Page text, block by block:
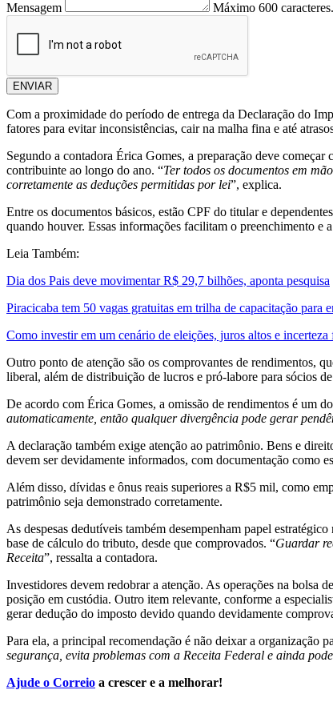
Mensagem Máximo 600 caracteres.
ENVIAR
Com a proximidade do período de entrega da Declaração do
fatores para evitar inconsistências, cair na malha fina e até
Segundo a contadora Érica Gomes, a preparação deve
contribuinte ao longo do ano. “Ter todos os documentos em
corretamente as deduções permitidas por lei”, explica.
Entre os documentos básicos, estão CPF do titular e
quando houver. Essas informações facilitam o preenchimento e
Leia Também:
Dia dos Pais deve movimentar R$ 29,7 bilhões, aponta pesquisa
Piracicaba tem 50 vagas gratuitas em trilha de capacitação para
Como investir em um cenário de eleições, juros altos e incerteza
Outro ponto de atenção são os comprovantes de rendimentos,
liberal, além de distribuição de lucros e pró-labore para sócios
De acordo com Érica Gomes, a omissão de rendimentos é um
automaticamente, então qualquer divergência pode gerar
A declaração também exige atenção ao patrimônio. Bens e
devem ser devidamente informados, com documentação como
Além disso, dívidas e ônus reais superiores a R$5 mil, como
patrimônio seja demonstrado corretamente.
As despesas dedutíveis também desempenham papel
base de cálculo do tributo, desde que comprovados. “Guardar
Receita”, ressalta a contadora.
Investidores devem redobrar a atenção. As operações na bolsa
posição em custódia. Outro item relevante, conforme a
gerar dedução do imposto devido quando devidamente
Para ela, a principal recomendação é não deixar a organização
segurança, evita problemas com a Receita Federal e ainda
Ajude o Correio a crescer e a melhorar!